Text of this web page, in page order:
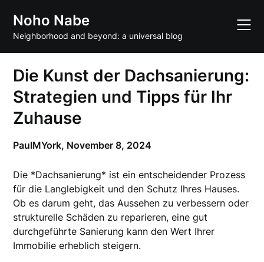
content
Noho Nabe
Neighborhood and beyond: a universal blog
Die Kunst der Dachsanierung:
Strategien und Tipps für Ihr
Zuhause
PaulMYork, November 8, 2024
Die *Dachsanierung* ist ein entscheidender Prozess
für die Langlebigkeit und den Schutz Ihres Hauses.
Ob es darum geht, das Aussehen zu verbessern oder
strukturelle Schäden zu reparieren, eine gut
durchgeführte Sanierung kann den Wert Ihrer
Immobilie erheblich steigern.